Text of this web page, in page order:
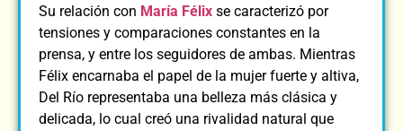
Su relación con María Félix se caracterizó por
tensiones y comparaciones constantes en la
prensa, y entre los seguidores de ambas. Mientras
Félix encarnaba el papel de la mujer fuerte y altiva,
Del Río representaba una belleza más clásica y
delicada, lo cual creó una rivalidad natural que